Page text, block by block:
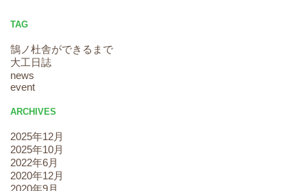
TAG
鵠ノ杜舎ができるまで
大工日誌
news
event
ARCHIVES
2025年12月
2025年10月
2022年6月
2020年12月
2020年9月